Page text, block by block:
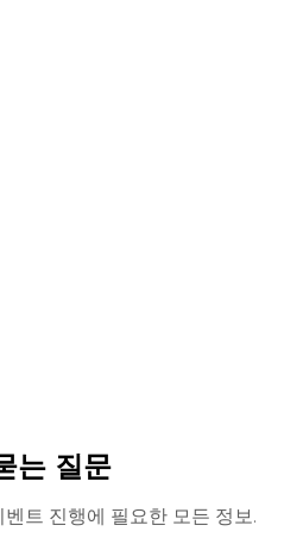
는 질문
트 진행에 필요한 모든 정보.